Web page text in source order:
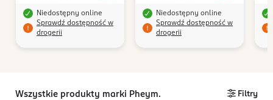
Niedostępny online
Sprawdź dostępność w
drogerii
Niedostępny online
Sprawdź dostępność w
drogerii
Wszystkie produkty marki Pheym. Filtry